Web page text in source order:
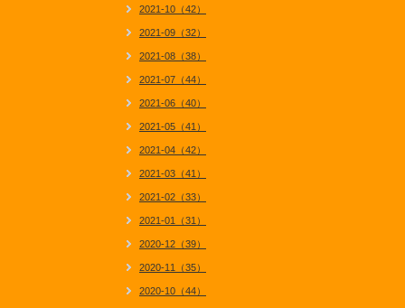
2021-10（42）
2021-09（32）
2021-08（38）
2021-07（44）
2021-06（40）
2021-05（41）
2021-04（42）
2021-03（41）
2021-02（33）
2021-01（31）
2020-12（39）
2020-11（35）
2020-10（44）